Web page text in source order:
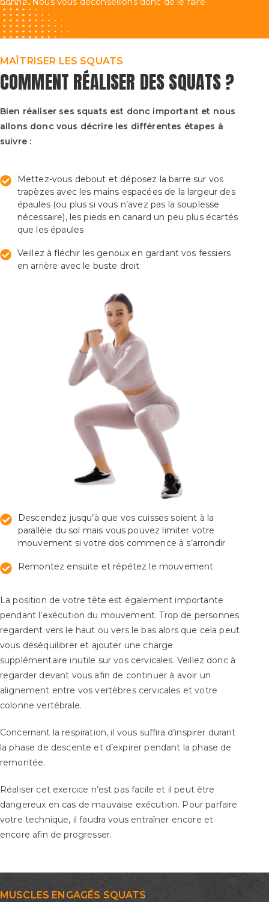
MAÎTRISER LES SQUATS
COMMENT RÉALISER DES SQUATS ?
Bien réaliser ses squats est donc important et nous
allons donc vous décrire les différentes étapes à
suivre :
Mettez-vous debout et déposez la barre sur vos
trapèzes avec les mains espacées de la largeur des
épaules (ou plus si vous n’avez pas la souplesse
nécessaire), les pieds en canard un peu plus écartés
que les épaules
Veillez à fléchir les genoux en gardant vos fessiers
en arrière avec le buste droit
Descendez jusqu’à que vos cuisses soient à la
parallèle du sol mais vous pouvez limiter votre
mouvement si votre dos commence à s’arrondir
Remontez ensuite et répétez le mouvement
La position de votre tête est également importante
pendant l’exécution du mouvement. Trop de personnes
regardent vers le haut ou vers le bas alors que cela peut
vous déséquilibrer et ajouter une charge
supplémentaire inutile sur vos cervicales. Veillez donc à
regarder devant vous afin de continuer à avoir un
alignement entre vos vertèbres cervicales et votre
colonne vertébrale.
Concernant la respiration, il vous suffira d’inspirer durant
la phase de descente et d’expirer pendant la phase de
remontée.
Réaliser cet exercice n’est pas facile et il peut être
dangereux en cas de mauvaise exécution. Pour parfaire
votre technique, il faudra vous entraîner encore et
encore afin de progresser.
MUSCLES ENGAGÉS SQUATS